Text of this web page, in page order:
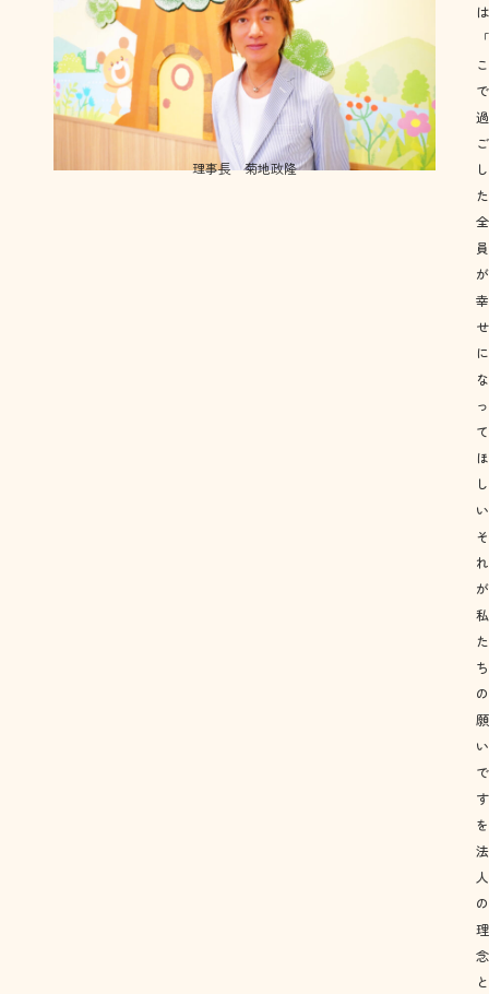
理事長 菊地政隆
は
こ
で
過
ご
し
た
全
員
が
幸
せ
に
な
っ
て
ほ
し
い
そ
れ
が
私
た
ち
の
願
い
で
を
法
人
の
理
念
と